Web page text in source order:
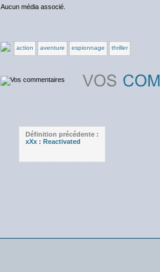
Aucun média associé.
action aventure espionnage thriller
Définition précédente :
xXx : Reactivated